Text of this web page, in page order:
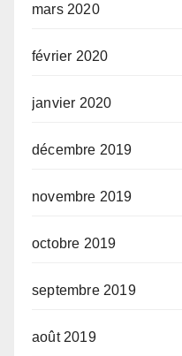
mars 2020
février 2020
janvier 2020
décembre 2019
novembre 2019
octobre 2019
septembre 2019
août 2019